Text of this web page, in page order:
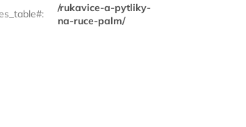
:
/rukavice-a-pytliky-
na-ruce-palm/